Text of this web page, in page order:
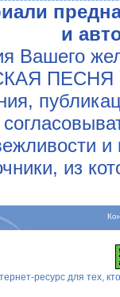
и
Вашего
ПЕСНЯ
и
из
ресурс для тех,